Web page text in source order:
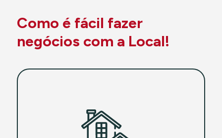
Como é fácil fazer
negócios com a Local!